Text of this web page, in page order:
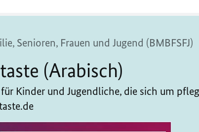
Senioren, Frauen und Jugend (BMBFSFJ)
(Arabisch)
Kinder und Jugendliche, die sich um